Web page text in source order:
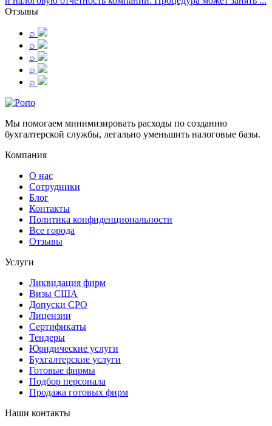
Отзывы
⌕
⌕
⌕
⌕
⌕
Мы помогаем минимизировать расходы по созданию
бухгалтерской службы, легально уменьшить налоговые базы.
Компания
О нас
Сотрудники
Блог
Контакты
Политика конфиденциональности
Все города
Отзывы
Услуги
Ликвидация фирм
Визы США
Допуски СРО
Лицензии
Сертификаты
Тендеры
Юридические услуги
Бухгалтерские услуги
Готовые фирмы
Подбор персонала
Продажа готовых фирм
Наши контакты